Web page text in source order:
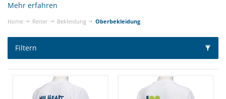
Mehr erfahren
Home Reiter Bekleidung Oberbekleidung
Filtern